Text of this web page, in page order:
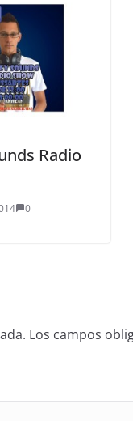
Radio
0
Los campos